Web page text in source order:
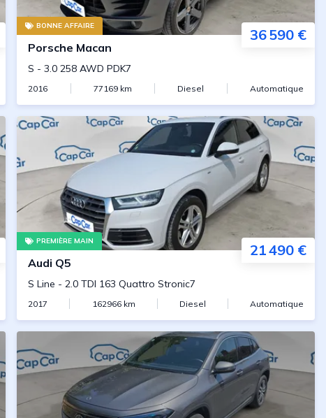
BONNE AFFAIRE
36 590 €
Porsche Macan
S -3.0 258 AWD PDK7
2016 77169km Diesel Automatique
PREMIÈRE MAIN
21 490 €
Audi Q5
S Line -2.0 TDI 163 Quattro Stronic7
2017 162966km Diesel Automatique